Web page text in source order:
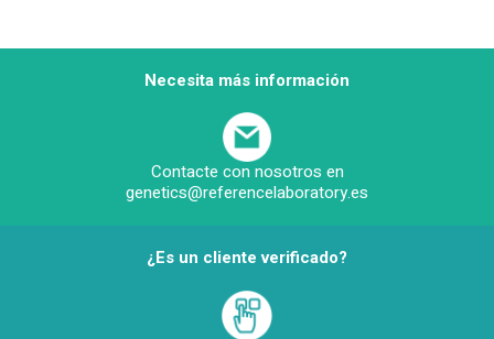
Necesita más información
Contacte con nosotros en
genetics@referencelaboratory.es
¿Es un cliente verificado?